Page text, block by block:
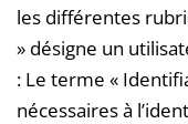
les différentes
» désigne un
: Le terme «
nécessaires à